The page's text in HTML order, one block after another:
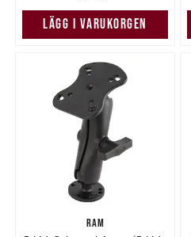
LÄGG I VARUKORGEN
RAM